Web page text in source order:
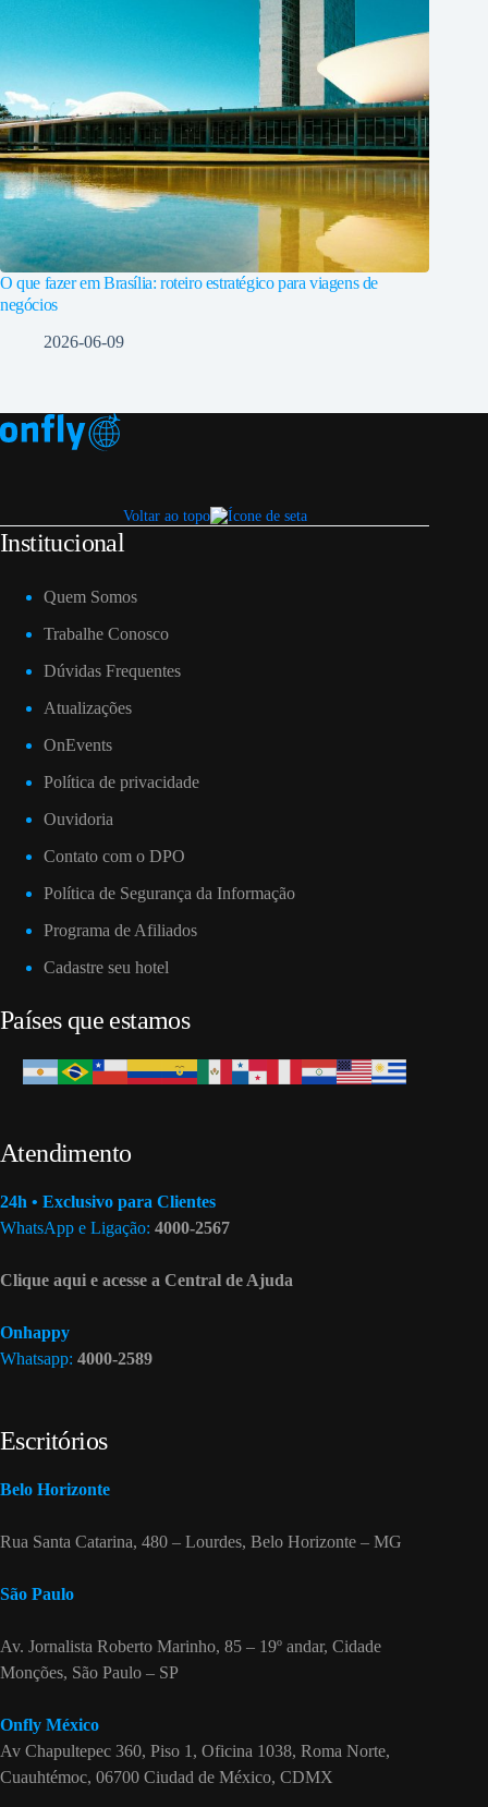
O que fazer em Brasília: roteiro estratégico para viagens de
negócios
2026-06-09
Voltar ao topo
Institucional
Quem Somos
Trabalhe Conosco
Dúvidas Frequentes
Atualizações
OnEvents
Política de privacidade
Ouvidoria
Contato com o DPO
Política de Segurança da Informação
Programa de Afiliados
Cadastre seu hotel
Países que estamos
Atendimento
24h • Exclusivo para Clientes
WhatsApp e Ligação: 4000-2567
Clique aqui e acesse a Central de Ajuda
Onhappy
Whatsapp: 4000-2589
Escritórios
Belo Horizonte
Rua Santa Catarina, 480 – Lourdes, Belo Horizonte – MG
São Paulo
Av. Jornalista Roberto Marinho, 85 – 19º andar, Cidade
Monções, São Paulo – SP
Onfly México
Av Chapultepec 360, Piso 1, Oficina 1038, Roma Norte,
Cuauhtémoc, 06700 Ciudad de México, CDMX